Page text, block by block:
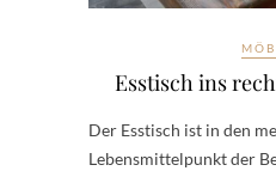
Esstisch ins
Der Esstisch ist in den
Lebensmittelpunkt der